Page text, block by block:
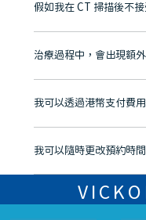
牌」、「2025香港企業領
至今已服務超過三十個國
市市民極高的口碑評價及信
有咨詢及服務保障中心，
假如我在 CT 掃描後不
不會！只要未開始實際服
治療過程中，會出現額
不會，治療前我們會詳細
我可以透過港幣支付費
可以。維港口腔會按照當
我可以隨時更改預約時
可以，請盡早通過wechat
的時間及資料，並且重新預